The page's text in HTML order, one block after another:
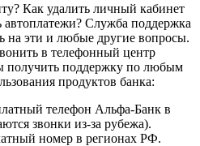
Как удалить личный кабинет
Служба поддержка
на эти и любые другие вопросы.
в телефонный центр
получить поддержку по любым
продуктов банка:
телефон Альфа-Банк в
звонки из-за рубежа).
номер в регионах РФ.